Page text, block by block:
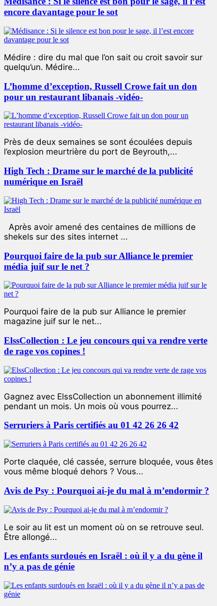
encore davantage pour le sot
Médire : dire du mal que l’on sait ou croit savoir sur
quelqu’un. Médire...
L’homme d’exception, Russell Crowe fait un don
pour un restaurant libanais -vidéo-
Près de deux semaines se sont écoulées depuis
l’explosion meurtrière du port de Beyrouth,...
High Tech : Drame sur le marché de la publicité
numérique en Israël
Après avoir amené des centaines de millions de
shekels sur des sites internet ...
Pourquoi faire de la pub sur Alliance le premier
média juif sur le net ?
Pourquoi faire de la pub sur Alliance le premier
magazine juif sur le net...
ElssCollection : Le jeu concours qui va rendre verte
de rage vos copines !
Gagnez avec ElssCollection un abonnement illimité
pendant un mois. Un mois où vous pourrez...
Serruriers à Paris certifiés au 01 42 26 26 42
Porte claquée, clé cassée, serrure bloquée, vous êtes
vous même bloqué dehors ? Vous...
Avis de Psy : Pourquoi ai-je du mal à m’endormir ?
Le soir au lit est un moment où on se retrouve seul.
Être allongé...
Les enfants surdoués en Israël : où il y a du gène il
n’y a pas de génie